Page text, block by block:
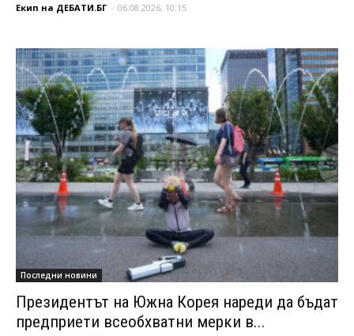
Екип на ДЕБАТИ.БГ - 06.08.2026, 10:15
Последни новини
Президентът на Южна Корея нареди да бъдат
предприети всеобхватни мерки в...